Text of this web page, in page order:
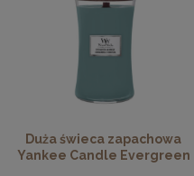
Duża świeca zapachowa
Yankee Candle Evergreen